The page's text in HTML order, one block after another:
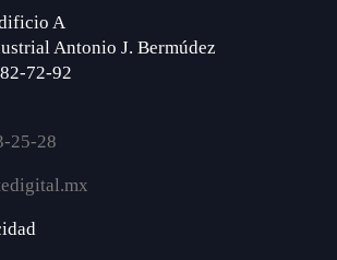
A
Antonio J. Bermúdez
72-92
25-28